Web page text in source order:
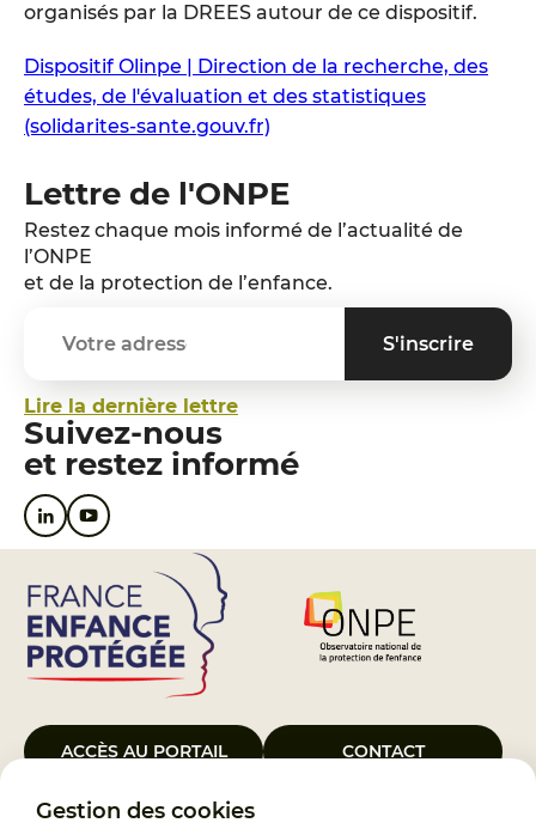
Gestion des cookies
organisés par la DREES autour de ce dispositif.
Dispositif Olinpe | Direction de la recherche, des
études, de l'évaluation et des statistiques
(solidarites-sante.gouv.fr)
Lettre de l'ONPE
Restez chaque mois informé de l’actualité de
l’ONPE
et de la protection de l’enfance.
Lire la dernière lettre
Suivez-nous
et restez informé
ACCÈS AU PORTAIL CONTACT
Le Groupement d’Intérêt Public France Enfance Protégée, créé le 5